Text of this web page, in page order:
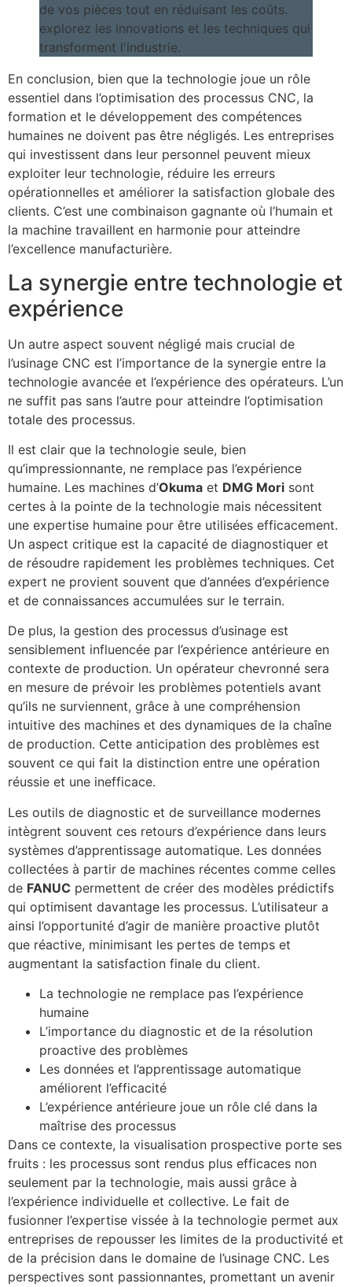
En conclusion, bien que la technologie joue un rôle
essentiel dans l’optimisation des processus CNC, la
formation et le développement des compétences
humaines ne doivent pas être négligés. Les entreprises
qui investissent dans leur personnel peuvent mieux
exploiter leur technologie, réduire les erreurs
opérationnelles et améliorer la satisfaction globale des
clients. C’est une combinaison gagnante où l’humain et
la machine travaillent en harmonie pour atteindre
l’excellence manufacturière.
La synergie entre technologie et
expérience
Un autre aspect souvent négligé mais crucial de
l’usinage CNC est l’importance de la synergie entre la
technologie avancée et l’expérience des opérateurs. L’un
ne suffit pas sans l’autre pour atteindre l’optimisation
totale des processus.
Il est clair que la technologie seule, bien
qu’impressionnante, ne remplace pas l’expérience
humaine. Les machines d’Okuma et DMG Mori sont
certes à la pointe de la technologie mais nécessitent
une expertise humaine pour être utilisées efficacement.
Un aspect critique est la capacité de diagnostiquer et
de résoudre rapidement les problèmes techniques. Cet
expert ne provient souvent que d’années d’expérience
et de connaissances accumulées sur le terrain.
De plus, la gestion des processus d’usinage est
sensiblement influencée par l’expérience antérieure en
contexte de production. Un opérateur chevronné sera
en mesure de prévoir les problèmes potentiels avant
qu’ils ne surviennent, grâce à une compréhension
intuitive des machines et des dynamiques de la chaîne
de production. Cette anticipation des problèmes est
souvent ce qui fait la distinction entre une opération
réussie et une inefficace.
Les outils de diagnostic et de surveillance modernes
intègrent souvent ces retours d’expérience dans leurs
systèmes d’apprentissage automatique. Les données
collectées à partir de machines récentes comme celles
de FANUC permettent de créer des modèles prédictifs
qui optimisent davantage les processus. L’utilisateur a
ainsi l’opportunité d’agir de manière proactive plutôt
que réactive, minimisant les pertes de temps et
augmentant la satisfaction finale du client.
La technologie ne remplace pas l’expérience
humaine
L’importance du diagnostic et de la résolution
proactive des problèmes
Les données et l’apprentissage automatique
améliorent l’efficacité
L’expérience antérieure joue un rôle clé dans la
maîtrise des processus
Dans ce contexte, la visualisation prospective porte ses
fruits : les processus sont rendus plus efficaces non
seulement par la technologie, mais aussi grâce à
l’expérience individuelle et collective. Le fait de
fusionner l’expertise vissée à la technologie permet aux
entreprises de repousser les limites de la productivité et
de la précision dans le domaine de l’usinage CNC. Les
perspectives sont passionnantes, promettant un avenir